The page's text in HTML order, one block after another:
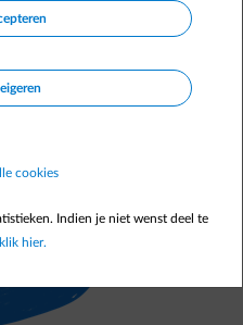
cookies
Indien je niet wenst deel te
klik hier.